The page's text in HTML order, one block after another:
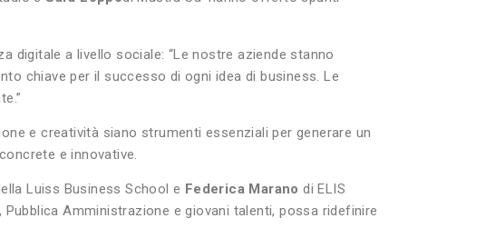
digitale a livello sociale: “Le nostre aziende stanno
chiave per il successo di ogni idea di business. Le
e creatività siano strumenti essenziali per generare un
e innovative.
Luiss Business School e Federica Marano di ELIS
Amministrazione e giovani talenti, possa ridefinire